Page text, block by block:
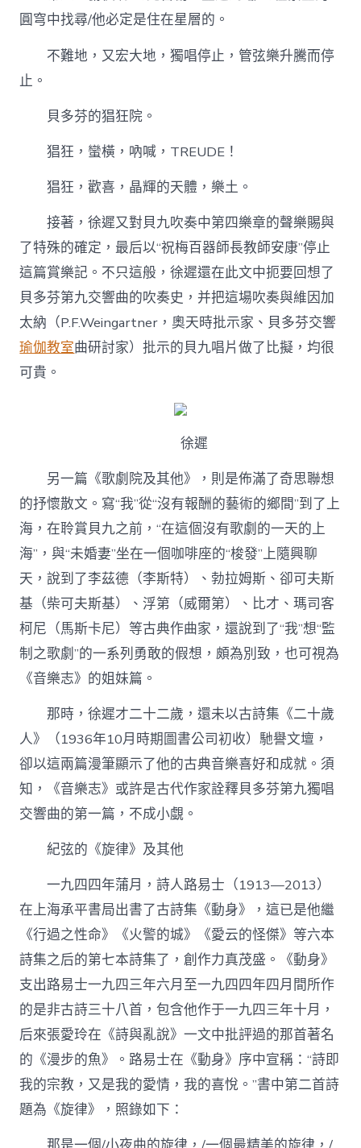
圓穹中找尋/他必定是住在星層的。
不難地，又宏大地，獨唱停止，管弦樂升騰而停
止。
貝多芬的猖狂院。
猖狂，蠻橫，吶喊，TREUDE！
猖狂，歡喜，晶輝的天體，樂土。
接著，徐遲又對貝九吹奏中第四樂章的聲樂賜與
了特殊的確定，最后以“祝梅百器師長教師安康”停止
這篇賞樂記。不只這般，徐遲還在此文中扼要回想了
貝多芬第九交響曲的吹奏史，并把這場吹奏與維因加
太納（P.F.Weingartner，奧天時批示家、貝多芬交響
瑜伽教室曲研討家）批示的貝九唱片做了比擬，均很
可貴。
徐遲
另一篇《歌劇院及其他》，則是佈滿了奇思聯想
的抒懷散文。寫“我”從“沒有報酬的藝術的鄉間”到了上
海，在聆賞貝九之前，“在這個沒有歌劇的一天的上
海”，與“未婚妻”坐在一個咖啡座的“梭發”上隨興聊
天，說到了李茲德（李斯特）、勃拉姆斯、卻可夫斯
基（柴可夫斯基）、浮第（威爾第）、比才、瑪司客
柯尼（馬斯卡尼）等古典作曲家，還說到了“我”想“監
制之歌劇”的一系列勇敢的假想，頗為別致，也可視為
《音樂志》的姐妹篇。
那時，徐遲才二十二歲，還未以古詩集《二十歲
人》（1936年10月時期圖書公司初收）馳譽文壇，
卻以這兩篇漫筆顯示了他的古典音樂喜好和成就。須
知，《音樂志》或許是古代作家詮釋貝多芬第九獨唱
交響曲的第一篇，不成小覷。
紀弦的《旋律》及其他
一九四四年蒲月，詩人路易士（1913—2013）
在上海承平書局出書了古詩集《動身》，這已是他繼
《行過之性命》《火警的城》《愛云的怪傑》等六本
詩集之后的第七本詩集了，創作力真茂盛。《動身》
支出路易士一九四三年六月至一九四四年四月間所作
的是非古詩三十八首，包含他作于一九四三年十月，
后來張愛玲在《詩與亂說》一文中批評過的那首著名
的《漫步的魚》。路易士在《動身》序中宣稱：“詩即
我的宗教，又是我的愛情，我的喜悅。”書中第二首詩
題為《旋律》，照錄如下：